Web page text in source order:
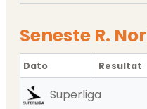
Seneste R.
Dato Resultat
Superliga